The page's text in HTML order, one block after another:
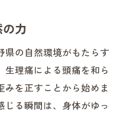
トする整体の役割
健康改善ストーリー
和らげる：長野県で
影響とは
力
県の自然環境がもたらす
理痛による頭痛を和ら
を正すことから始めま
る瞬間は、身体がゆっ